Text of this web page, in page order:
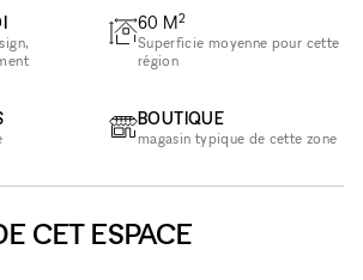
60 M2
Superficie moyenne pour cette
région
BOUTIQUE
magasin typique de cette zone
CET ESPACE